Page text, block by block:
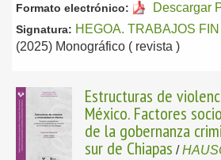
Formato electrónico: Descargar
Signatura: HEGOA. TRABAJOS
(2025) Monográfico ( revista )
Estructuras de
México. Factores
de la gobernanza
sur de Chiapas /